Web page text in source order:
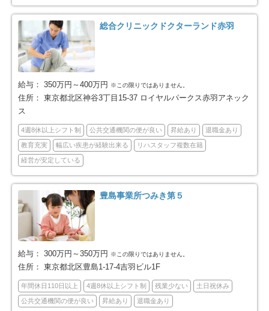
立川市 61 武蔵野市 51
三鷹市 65
府中市 66 昭島市 27
小金井市 41 小平市 35
日野市 東村山市
国分寺市 29
福生市 6
東大和市 17 清瀬市
東久留米市 24 武蔵村山市
総合クリニックドクターランド赤羽
給与： 350万円～400万円 ※この限りではありません。
住所： 東京都北区神谷3丁目15-37 ロイヤルパークス赤羽アネック
ス
4週8休以上シフト制 公共交通機関の便が良い 昇給あり 退職金あり
教育充実 幅広い疾患が経験出来る リハスタッフ複数在籍
経営が安定している
豊島事業所つみき第５
給与： 300万円～350万円 ※この限りではありません。
住所： 東京都北区豊島1-17-4吉羽ビル1F
年間休日110日以上 4週8休以上シフト制 残業少ない 土日祝休み
公共交通機関の便が良い 昇給あり 退職金あり